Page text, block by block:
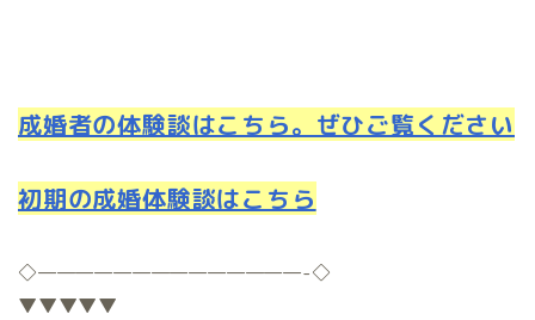
成婚者の体験談はこちら。ぜひご覧ください
初期の成婚体験談はこちら
◇——————————————-◇
▼▼▼▼▼